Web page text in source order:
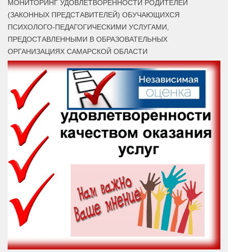
МОНИТОРИНГ УДОВЛЕТВОРЕННОСТИ РОДИТЕЛЕЙ
(ЗАКОННЫХ ПРЕДСТАВИТЕЛЕЙ) ОБУЧАЮЩИХСЯ
ПСИХОЛОГО-ПЕДАГОГИЧЕСКИМИ УСЛУГАМИ,
ПРЕДОСТАВЛЕННЫМИ В ОБРАЗОВАТЕЛЬНЫХ
ОРГАНИЗАЦИЯХ САМАРСКОЙ ОБЛАСТИ